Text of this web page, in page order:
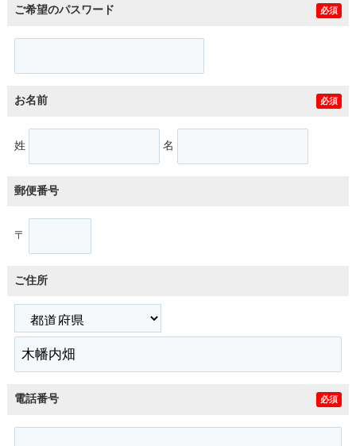
ご希望のパスワード 必須
お名前 必須
姓 名
郵便番号
〒
ご住所
電話番号 必須